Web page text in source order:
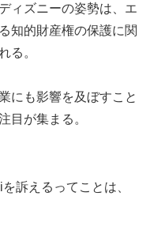
ィズニーの姿勢は、エ
知的財産権の保護に関
る。
にも影響を及ぼすこと
目が集まる。
訴えるってことは、